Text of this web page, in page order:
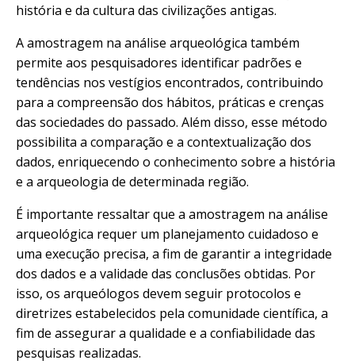
história e da cultura das civilizações antigas.
A amostragem na análise arqueológica também
permite aos pesquisadores identificar padrões e
tendências nos vestígios encontrados, contribuindo
para a compreensão dos hábitos, práticas e crenças
das sociedades do passado. Além disso, esse método
possibilita a comparação e a contextualização dos
dados, enriquecendo o conhecimento sobre a história
e a arqueologia de determinada região.
É importante ressaltar que a amostragem na análise
arqueológica requer um planejamento cuidadoso e
uma execução precisa, a fim de garantir a integridade
dos dados e a validade das conclusões obtidas. Por
isso, os arqueólogos devem seguir protocolos e
diretrizes estabelecidos pela comunidade científica, a
fim de assegurar a qualidade e a confiabilidade das
pesquisas realizadas.